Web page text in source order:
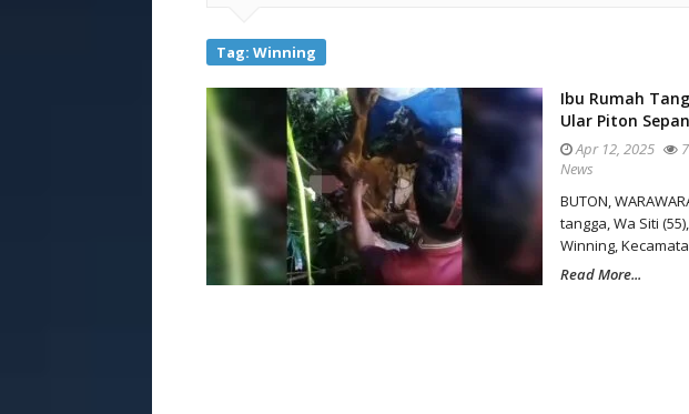
Tag: Winning
Ibu Rumah
Ular Piton
Apr 12, 2025
News
BUTON,
tangga, Wa Siti
Winning,
Read More...